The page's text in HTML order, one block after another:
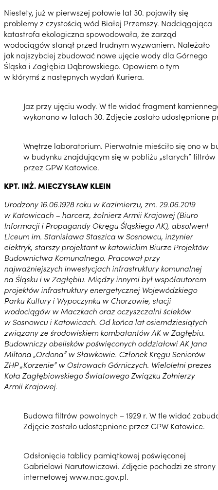
Niestety, już w pierwszej połowie lat 30. pojawiły się
problemy z czystością wód Białej Przemszy. Nadciągająca
katastrofa ekologiczna spowodowała, że zarząd
wodociągów stanął przed trudnym wyzwaniem. Należało
jak najszybciej zbudować nowe ujęcie wody dla Górnego
Śląska i Zagłębia Dąbrowskiego. Opowiem o tym
w którymś z następnych wydań Kuriera.
Jaz przy ujęciu wody. W tle widać fragment
wykonano w latach 30. Zdjęcie zostało udostępnione
Wnętrze laboratorium. Pierwotnie mieściło się ono w
w budynku znajdującym się w pobliżu „starych”
przez GPW Katowice.
KPT. INŻ. MIECZYSŁAW KLEIN
Urodzony 16.06.1928 roku w Kazimierzu, zm. 29.06.2019
w Katowicach – harcerz, żołnierz Armii Krajowej (Biuro
Informacji i Propagandy Okręgu Śląskiego AK), absolwent
Liceum im. Stanisława Staszica w Sosnowcu, inżynier
elektryk, starszy projektant w katowickim Biurze Projektów
Budownictwa Komunalnego. Pracował przy
najważniejszych inwestycjach infrastruktury komunalnej
na Śląsku i w Zagłębiu. Między innymi był współautorem
projektów infrastruktury energetycznej Wojewódzkiego
Parku Kultury i Wypoczynku w Chorzowie, stacji
wodociągów w Maczkach oraz oczyszczalni ścieków
w Sosnowcu i Katowicach. Od końca lat osiemdziesiątych
związany ze środowiskiem kombatantów AK w Zagłębiu.
Budowniczy obelisków poświęconych oddziałowi AK Jana
Miltona „Ordona” w Sławkowie. Członek Kręgu Seniorów
ZHP „Korzenie” w Ostrowach Górniczych. Wieloletni prezes
Koła Zagłębiowskiego Światowego Związku Żołnierzy
Armii Krajowej.
Budowa filtrów powolnych – 1929 r. W tle widać
Zdjęcie zostało udostępnione przez GPW Katowice.
Odsłonięcie tablicy pamiątkowej poświęconej
Gabrielowi Narutowiczowi. Zdjęcie pochodzi ze strony
internetowej www.nac.gov.pl.